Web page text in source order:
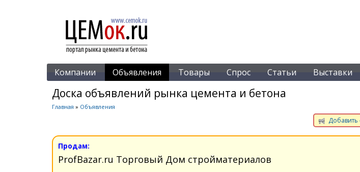
Компании Объявления Товары Спрос Статьи Выставки
Доска объявлений рынка цемента и бетона
Главная » Объявления
Продам:
ProfBazar.ru Торговый Дом стройматериалов